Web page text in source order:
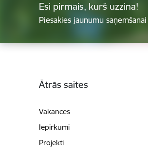
Esi pirmais, kurš uzzina!
Piesakies jaunumu
Ātrās saites
Vakances
Iepirkumi
Projekti